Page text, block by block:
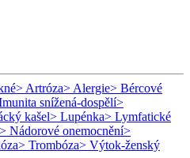
> Artróza> Alergie> Bércové
snížená-dospělí>
kašel> Lupénka> Lymfatické
> Nádorové onemocnění>
> Trombóza> Výtok-ženský